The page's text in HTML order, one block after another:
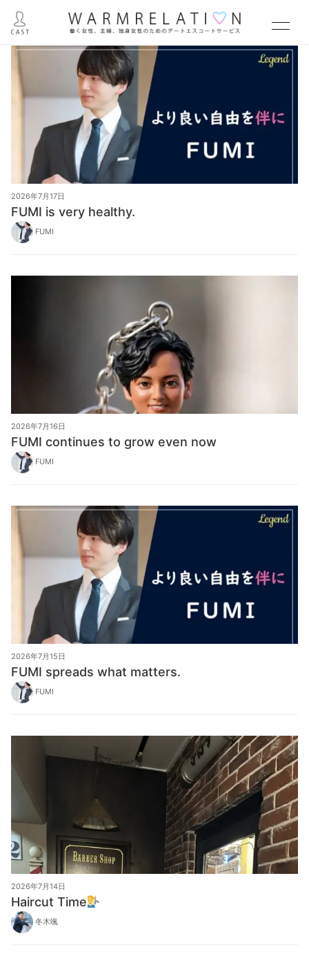
2026年7月17日
FUMI is very healthy.
FUMI
2026年7月16日
FUMI continues to grow even now
FUMI
2026年7月15日
FUMI spreads what matters.
FUMI
2026年7月14日
Haircut Time
冬木颯